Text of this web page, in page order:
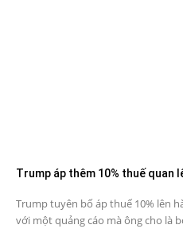
Trump áp thêm 10% thuế quan
Trump tuyên bố áp thuế 10% lên
với một quảng cáo mà ông cho là